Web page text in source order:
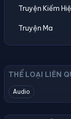
Truyện Kiếm
Truyện Ma
THỂ LOẠI LIÊN
Audio